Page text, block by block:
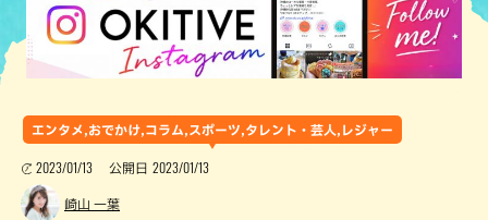
エンタメ,おでかけ,コラム,スポーツ,タレント・芸人,レジャー
2023/01/13 公開日 2023/01/13
崎山 一葉